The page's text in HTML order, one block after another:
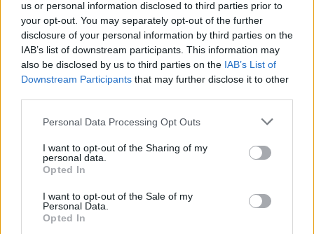
us or personal information disclosed to third parties prior to
your opt-out. You may separately opt-out of the further
disclosure of your personal information by third parties on the
IAB’s list of downstream participants. This information may
also be disclosed by us to third parties on the IAB’s List of
Downstream Participants that may further disclose it to other
Please note that this website/app uses one or more Google
not limited to your visit or usage behaviour. You may click to
grant or deny consent to Google and its third-party tags to
use your data for below specified purposes in below Google
consent section.
Personal Data Processing Opt Outs
I want to opt-out of the Sharing of my
personal data.
Opted In
I want to opt-out of the Sale of my
Personal Data.
Opted In
un video online.
Nel caso ve lo foste perso: Il premier Magyar afferma che
Orbán non riceverà l’indennità di licenziamento
Scambio particolarmente strano sulla terrazza sul tetto
Un momento di tensione si è svolto sulla terrazza sul tetto
Havasi, ex capo stampa di Orbán, ha affrontato Magyar.
di Stato, il che significa che lavora formalmente sotto
l’autorità di Magyar in seguito ai recenti cambiamenti
amministrativi.
Secondo quanto riferito dalla scena, i due hanno scambiato
commenti bruschi prima che Magyar si allontanasse con i